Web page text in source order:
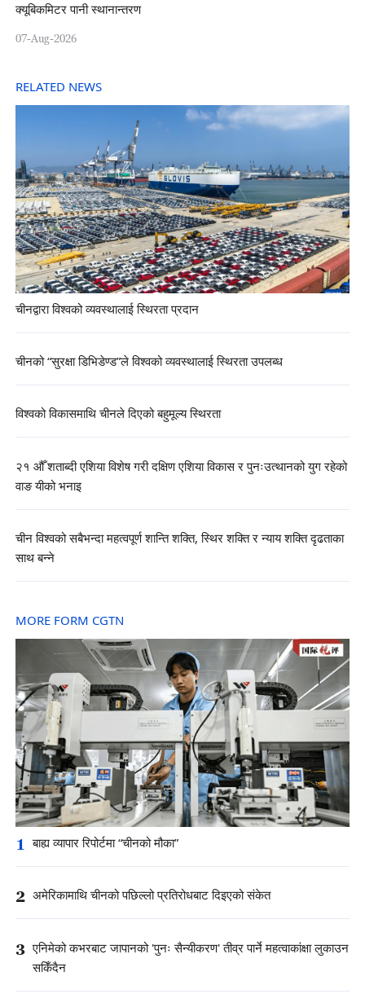
क्यूबिकमिटर पानी स्थानान्तरण
07-Aug-2026
RELATED NEWS
चीनद्वारा विश्वको व्यवस्थालाई स्थिरता प्रदान
चीनको “सुरक्षा डिभिडेण्ड”ले विश्वको व्यवस्थालाई स्थिरता उपलब्ध
विश्वको विकासमाथि चीनले दिएको बहुमूल्य स्थिरता
२१ औँ शताब्दी एशिया विशेष गरी दक्षिण एशिया विकास र पुनःउत्थानको युग रहेको
वाङ यीको भनाइ
चीन विश्वको सबैभन्दा महत्वपूर्ण शान्ति शक्ति, स्थिर शक्ति र न्याय शक्ति दृढताका
साथ बन्ने
MORE FORM CGTN
1 बाह्य व्यापार रिपोर्टमा “चीनको मौका”
2 अमेरिकामाथि चीनको पछिल्लो प्रतिरोधबाट दिइएको संकेत
3 एनिमेको कभरबाट जापानको 'पुनः सैन्यीकरण' तीव्र पार्ने महत्वाकांक्षा लुकाउन
सकिँदैन